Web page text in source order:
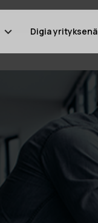
Digia yrityksenä